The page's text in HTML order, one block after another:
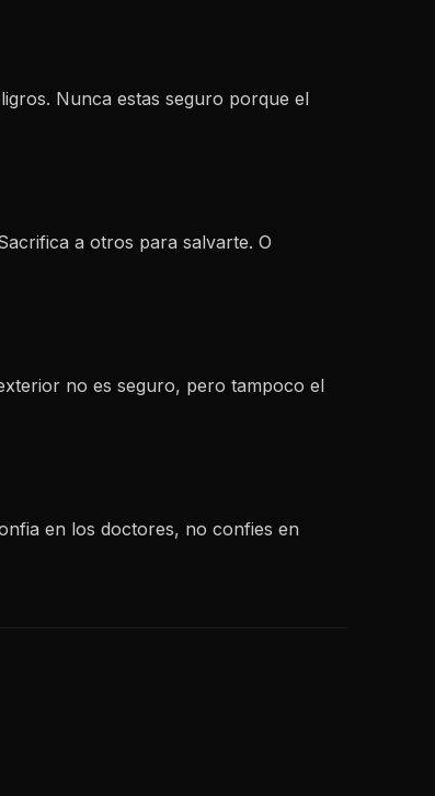
Nunca estas seguro porque el
a otros para salvarte. O
no es seguro, pero tampoco el
en los doctores, no confies en